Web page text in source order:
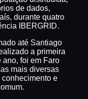
de dados,
durante quatro
IBERGRID.
até Santiago
a primeira
ano, foi em Faro
mais diversas
e